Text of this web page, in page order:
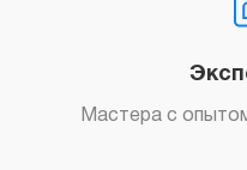
Мастера с